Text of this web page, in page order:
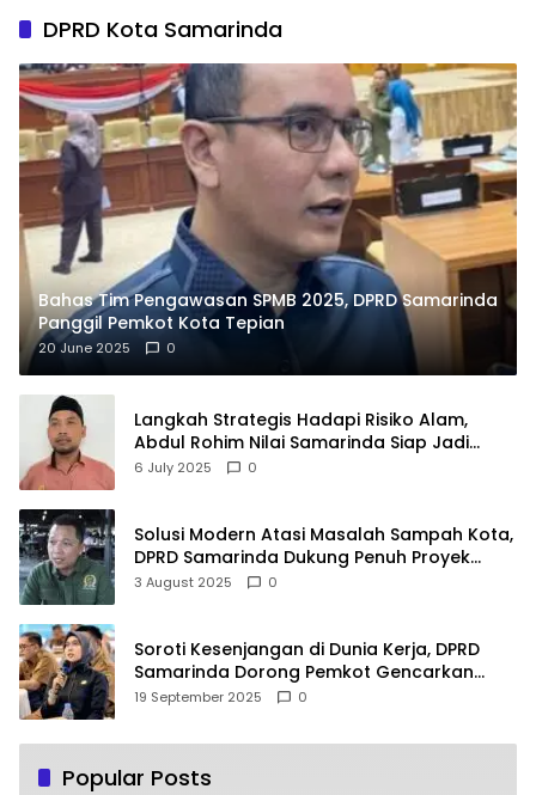
DPRD Kota Samarinda
Bahas Tim Pengawasan SPMB 2025, DPRD Samarinda
Panggil Pemkot Kota Tepian
20 June 2025 0
Langkah Strategis Hadapi Risiko Alam,
Abdul Rohim Nilai Samarinda Siap Jadi
Pusat Logistik Bencana Kalimantan
6 July 2025 0
Solusi Modern Atasi Masalah Sampah Kota,
DPRD Samarinda Dukung Penuh Proyek
PLTSA
3 August 2025 0
Soroti Kesenjangan di Dunia Kerja, DPRD
Samarinda Dorong Pemkot Gencarkan
Pemberdayaan Perempuan
19 September 2025 0
Popular Posts